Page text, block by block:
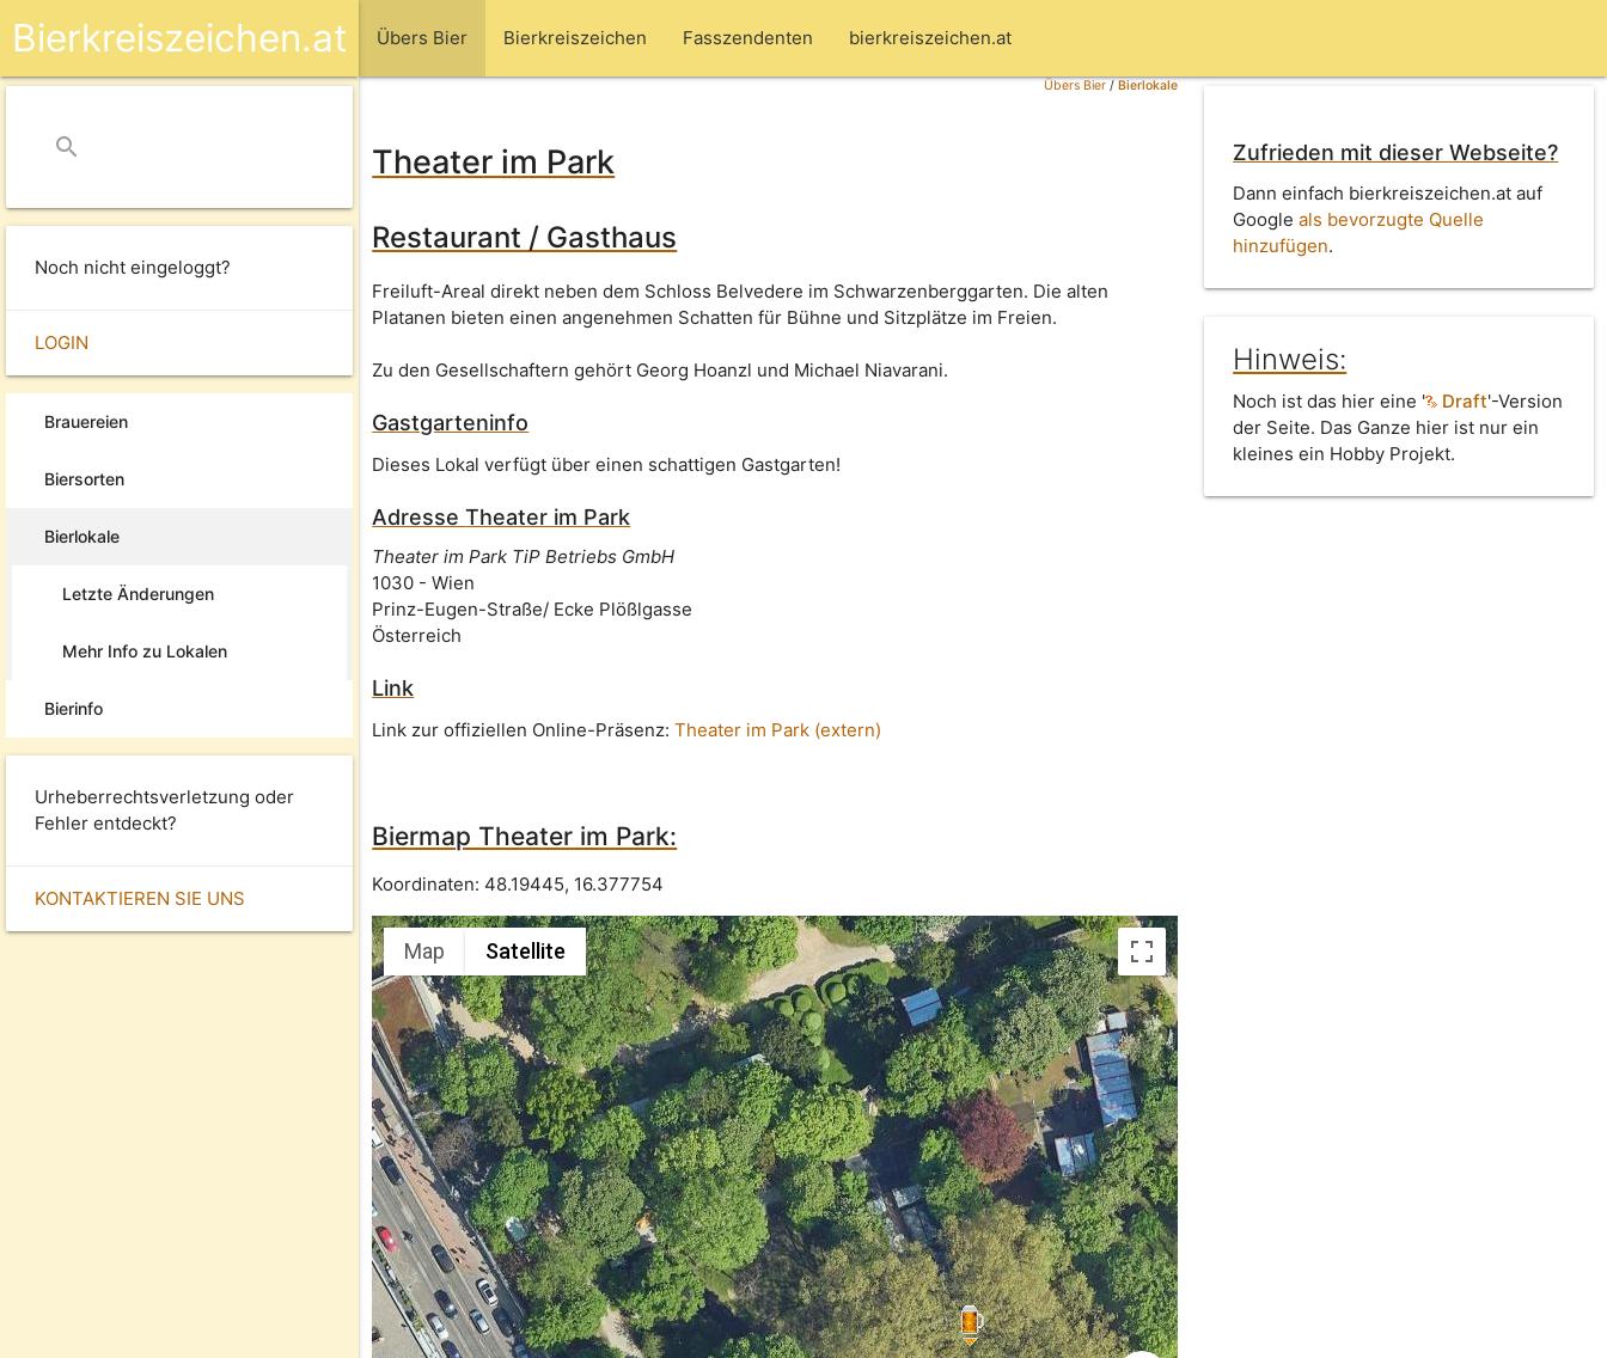
Übers Bier Bierkreiszeichen Fasszendenten bierkreiszeichen.at
Bierkreiszeichen.at
search
Noch nicht eingeloggt?
LOGIN
Brauereien
Biersorten
Bierlokale
Letzte Änderungen
Mehr Info zu Lokalen
Bierinfo
Urheberrechtsverletzung oder
Fehler entdeckt?
KONTAKTIEREN SIE UNS
Übers Bier/Bierlokale
Theater im Park
Restaurant / Gasthaus
Freiluft-Areal direkt neben dem Schloss Belvedere im Schwarzenberggarten. Die alten
Platanen bieten einen angenehmen Schatten für Bühne und Sitzplätze im Freien.
Zu den Gesellschaftern gehört Georg Hoanzl und Michael Niavarani.
Gastgarteninfo
Dieses Lokal verfügt über einen schattigen Gastgarten!
AdresseTheater im Park
Theater im Park TiP Betriebs GmbH
1030 -Wien
Prinz-Eugen-Straße/ Ecke Plößlgasse
Österreich
Link
Link zur offiziellen Online-Präsenz:Theater im Park (extern)
Biermap Theater im Park:
Koordinaten:48.19445, 16.377754
Map Satellite
Zufrieden mit dieser Webseite?
Dann einfach bierkreiszeichen.at auf
Googleals bevorzugte Quelle
hinzufügen.
Hinweis:
Noch ist das hier eine ' Draft'-Version
der Seite. Das Ganze hier ist nur ein
kleines ein Hobby Projekt.